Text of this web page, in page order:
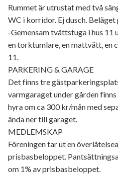
Rummet är utrustat med två
WC i korridor. Ej dusch.
-Gemensam tvättstuga i hus 11
en torktumlare, en mattvätt, en
11.
PARKERING & GARAGE
Det finns tre
varmgaraget under gården
hyra om ca 300 kr/mån med
ända ner till garaget.
MEDLEMSKAP
Föreningen tar ut en
prisbasbeloppet.
om 1% av prisbasbeloppet.